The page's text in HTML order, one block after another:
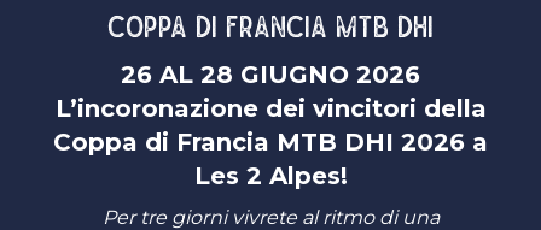
COPPA DI FRANCIA MTB DHI
26 AL 28 GIUGNO 2026
L’incoronazione dei vincitori della
Coppa di Francia MTB DHI 2026 a
Les 2 Alpes!
Per tre giorni vivrete al ritmo di una